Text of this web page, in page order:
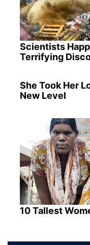
Scientists
Terrifying
She Took Her
New Level
10 Tallest